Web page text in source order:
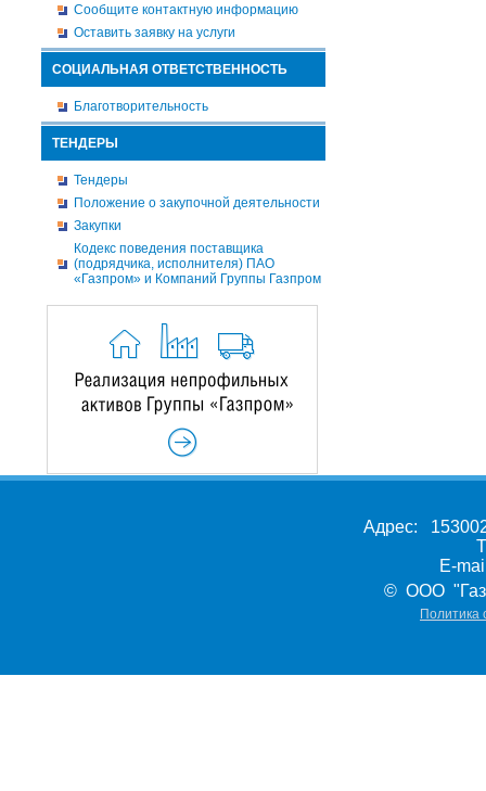
Сообщите контактную информацию
Оставить заявку на услуги
СОЦИАЛЬНАЯ ОТВЕТСТВЕННОСТЬ
Благотворительность
ТЕНДЕРЫ
Тендеры
Положение о закупочной деятельности
Закупки
Кодекс поведения поставщика
(подрядчика, исполнителя) ПАО
«Газпром» и Компаний Группы Газпром
Адрес:
E-
© ООО
Политика